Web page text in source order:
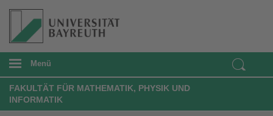
Menü
FAKULTÄT FÜR MATHEMATIK, PHYSIK UND
INFORMATIK